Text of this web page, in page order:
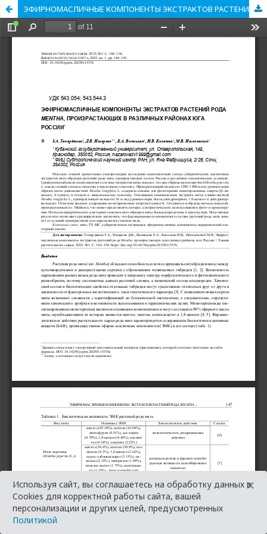
ЭФИРНОМАСЛИЧНЫЕ КОМПОНЕНТЫ ЭКСТРАКТОВ РАСТЕНИЙ РОДА MENTHA, ПРОИЗРАСТАЮЩИХ В РАЗЛИЧНЫХ РАЙОНАХ ЮГА РОССИИ
Используя сайт, вы соглашаетесь на обработку данных в
Cookies для корректной работы сайта, вашей
персонализации и других целей, предусмотренных
Политикой
×